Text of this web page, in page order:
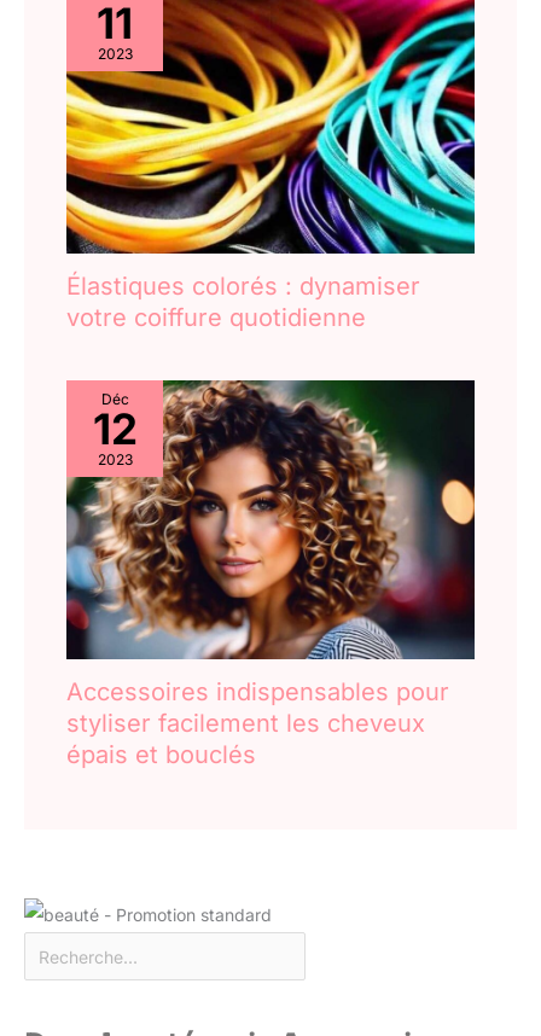
11
2023
Élastiques colorés : dynamiser
votre coiffure quotidienne
Déc
12
2023
Accessoires indispensables pour
styliser facilement les cheveux
épais et bouclés